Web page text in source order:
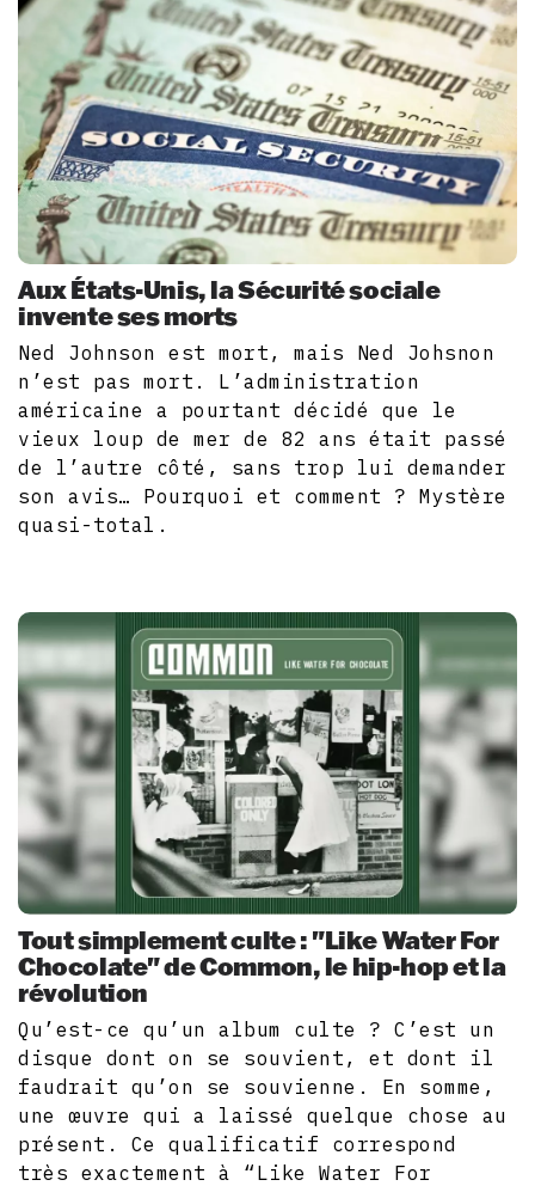
Aux États-Unis, la Sécurité sociale
invente ses morts
Ned Johnson est mort, mais Ned Johsnon
n’est pas mort. L’administration
américaine a pourtant décidé que le
vieux loup de mer de 82 ans était passé
de l’autre côté, sans trop lui demander
son avis… Pourquoi et comment ? Mystère
quasi-total.
Tout simplement culte : "Like Water For
Chocolate" de Common, le hip-hop et la
révolution
Qu’est-ce qu’un album culte ? C’est un
disque dont on se souvient, et dont il
faudrait qu’on se souvienne. En somme,
une œuvre qui a laissé quelque chose au
présent. Ce qualificatif correspond
très exactement à “Like Water For